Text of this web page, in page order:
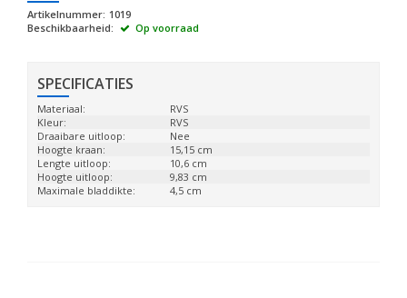
Artikelnummer: 1019
Beschikbaarheid:
Op voorraad
SPECIFICATIES
Materiaal:
RVS
Kleur:
RVS
Draaibare uitloop:
Nee
Hoogte kraan:
15,15 cm
Lengte uitloop:
10,6 cm
Hoogte uitloop:
9,83 cm
Maximale bladdikte:
4,5 cm